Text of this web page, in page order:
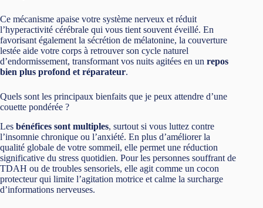
Ce mécanisme apaise votre système nerveux et réduit
l’hyperactivité cérébrale qui vous tient souvent éveillé. En
favorisant également la sécrétion de mélatonine, la couverture
lestée aide votre corps à retrouver son cycle naturel
d’endormissement, transformant vos nuits agitées en un repos
bien plus profond et réparateur.
Quels sont les principaux bienfaits que je peux attendre d’une
couette pondérée ?
Les bénéfices sont multiples, surtout si vous luttez contre
l’insomnie chronique ou l’anxiété. En plus d’améliorer la
qualité globale de votre sommeil, elle permet une réduction
significative du stress quotidien. Pour les personnes souffrant de
TDAH ou de troubles sensoriels, elle agit comme un cocon
protecteur qui limite l’agitation motrice et calme la surcharge
d’informations nerveuses.